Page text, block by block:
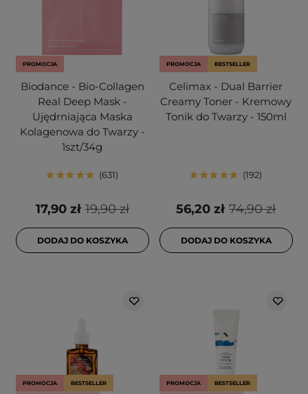
PROMOCJA
Biodance - Bio-Collagen
Real Deep Mask -
Ujędrniająca Maska
Kolagenowa do Twarzy -
1szt/34g
631
19,90 zł
17,90 zł
DODAJ DO KOSZYKA
PROMOCJA BESTSELLER
Celimax - Dual Barrier
Creamy Toner - Kremowy
Tonik do Twarzy - 150ml
192
74,90 zł
56,20 zł
DODAJ DO KOSZYKA
PROMOCJA BESTSELLER PROMOCJA BESTSELLER